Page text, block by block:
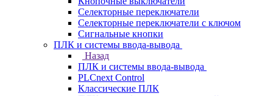
Селекторные переключатели
Селекторные переключатели с ключом
Сигнальные кнопки
ПЛК и системы ввода-вывода
Назад
ПЛК и системы ввода-вывода
PLCnext Control
Классические ПЛК